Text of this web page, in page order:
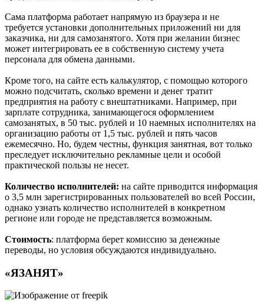
Сама платформа работает напрямую из браузера и не
требуется установки дополнительных приложений ни для
заказчика, ни для самозанятого. Хотя при желании бизнес
может интегрировать ее в собственную систему учета
персонала для обмена данными.
Кроме того, на сайте есть калькулятор, с помощью которого
можно подсчитать, сколько времени и денег тратит
предприятия на работу с внештатниками. Например, при
зарплате сотрудника, занимающегося оформлением
самозанятых, в 50 тыс. рублей и 10 наемных исполнителях на
организацию работы от 1,5 тыс. рублей и пять часов
ежемесячно. Но, будем честны, функция занятная, вот только
преследует исключительно рекламные цели и особой
практической пользы не несет.
Количество исполнителей: на сайте приводится информация
о 3,5 млн зарегистрированных пользователей во всей России,
однако узнать количество исполнителей в конкретном
регионе или городе не представляется возможным.
Стоимость: платформа берет комиссию за денежные
переводы, но условия обсуждаются индивидуально.
«ЯЗАНЯТ»